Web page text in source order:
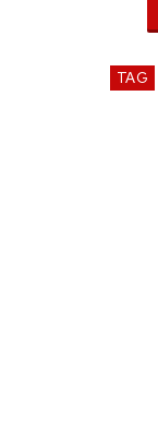
TAG